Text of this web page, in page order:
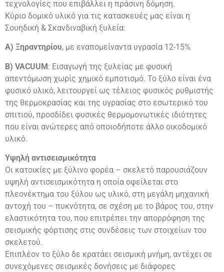
τεχνολογίες που επιβάλλει η πράσινη δόμηση.
Κύριο δομικό υλικό για τις κατασκευές μας είναι η
Σουηδική & Σκανδιναβική ξυλεία:
Α) Ξηραντηρίου, με εναπομείναντα υγρασία 12-15%
Β) VACUUM: Εισαγωγή της ξυλείας με φυσική
απεντόμωση χωρίς χημικό εμποτισμό. Το ξύλο είναι ένα
φυσικό υλικό, λειτουργεί ως τέλειος φυσικός ρυθμιστής
της θερμοκρασίας και της υγρασίας στο εσωτερικό του
σπιτιού, προσδίδει φυσικές θερμομονωτικές ιδιότητες
που είναι ανώτερες από οποιοδήποτε άλλο οικοδομικό
υλικό.
Υψηλή αντισεισμικότητα
Οι κατοικίες με ξύλινο φορέα – σκελετό παρουσιάζουν
υψηλή αντισεισμικότητα η οποία οφείλεται στο
πλεονέκτημα του ξύλου ως υλικό, στη μεγάλη μηχανική
αντοχή του – πυκνότητα, σε σχέση με το βάρος του, στην
ελαστικότητα του, που επιτρέπει την απορρόφηση της
σεισμικής φόρτισης στις συνδέσεις των στοιχείων του
σκελετού.
Επιπλέον το ξύλο δε κρατάει σεισμική μνήμη, αντέχει σε
συνεχόμενες σεισμικές δονήσεις με διάφορες